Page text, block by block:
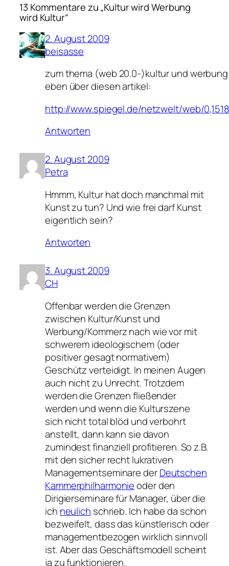
13 Kommentare zu „Kultur wird Werbung
wird Kultur“
2. August 2009
beisasse
zum thema (web 20.0-)kultur und
eben über diesen artikel:
http://www.spiegel.de/netzwelt/web/
Antworten
2. August 2009
Petra
Hmmm, Kultur hat doch manchmal mit
Kunst zu tun? Und wie frei darf Kunst
eigentlich sein?
Antworten
3. August 2009
CH
Offenbar werden die Grenzen
zwischen Kultur/Kunst und
Werbung/Kommerz nach wie vor mit
schwerem ideologischem (oder
positiver gesagt normativem)
Geschütz verteidigt. In meinen Augen
auch nicht zu Unrecht. Trotzdem
werden die Grenzen fließender
werden und wenn die Kulturszene
sich nicht total blöd und verbohrt
anstellt, dann kann sie davon
zumindest finanziell profitieren. So z.B.
mit den sicher recht lukrativen
Managementseminare derDeutschen
Kammerphilharmonieoder den
Dirigierseminare für Manager, über die
ich neulich schrieb. Ich habe da schon
bezweifelt, dass das künstlerisch oder
managementbezogen wirklich sinnvoll
ist. Aber das Geschäftsmodell scheint
ja zu funktionieren.